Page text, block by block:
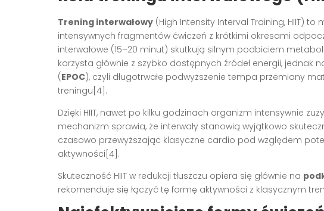
Trening interwałowy (High Intensity Interval Training, HIIT)
intensywnych fragmentów ćwiczeń z krótkimi okresami
interwałowe (15–20 minut) skutkują silnym podbiciem
korzysta głównie z szybko dostępnych źródeł energii, jednak
(EPOC), czyli długotrwałe podwyższenie tempa przemiany
treningu[4].
Dzięki HIIT, nawet po kilku godzinach organizm intensywnie
mechanizm sprawia, że interwały stanowią wyjątkowo
czasowo przewyższając klasyczne cardio pod względem
aktywności[4].
Skuteczność HIIT w redukcji tłuszczu opiera się głównie na
rekomenduje się łączyć tę formę aktywności z klasycznym